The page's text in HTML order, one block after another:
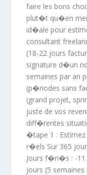
faire les bons
plut�t qu�en
id�ale pour
consultant
(18-22 jours
signature d�un
semaines par an
(p�riodes sans
(grand projet,
juste de vos
diff�rentes
�tape 1 :
r�els Sur 365
Jours f�ri�s : -
jours (5